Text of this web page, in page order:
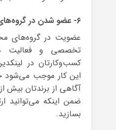
۶- عضو شدن در گروه‌های تخصصی
عضویت در گروه‌های
تخصصی و فعالیت
کسب‌وکارتان در
این کار موجب می‌شود
آگاهی از برندتان بیش
ضمن اینکه می‌توانید
بسازید.